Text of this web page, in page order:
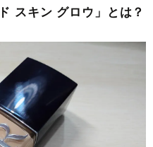
スキン グロウ」とは？